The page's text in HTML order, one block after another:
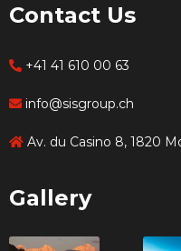
Contact Us
+41 41 610 00 63
info@sisgroup.ch
Av. du Casino 8, 1820
Gallery